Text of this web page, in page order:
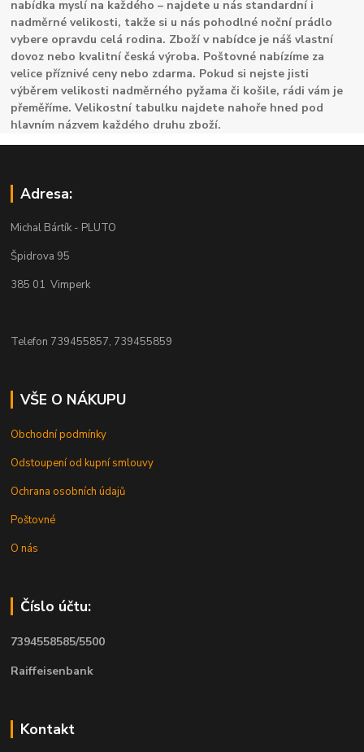
nabídka myslí na každého – najdete u nás standardní i
nadměrné velikosti, takže si u nás pohodlné noční prádlo
vybere opravdu celá rodina. Zboží v nabídce je náš vlastní
dovoz nebo kvalitní česká výroba. Poštovné nabízíme za
velice příznivé ceny nebo zdarma. Pokud si nejste jisti
výběrem velikosti nadměrného pyžama či košile, rádi vám je
přeměříme. Velikostní tabulku najdete nahoře hned pod
hlavním názvem každého druhu zboží.
Adresa:
Michal Bártík - PLUTO
Špidrova 95
385 01 Vimperk
Telefon 739455857, 739455859
VŠE O NÁKUPU
Obchodní podmínky
Odstoupení od kupní smlouvy
Ochrana osobních údajů
Poštovné
O nás
Číslo účtu:
7394558585/5500
Raiffeisenbank
Kontakt